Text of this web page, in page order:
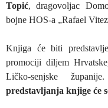
Topić, dragovoljac
bojne HOS-a „Rafael
Knjiga će biti
promociji diljem
Ličko-senjske
predstavljanja knjige će